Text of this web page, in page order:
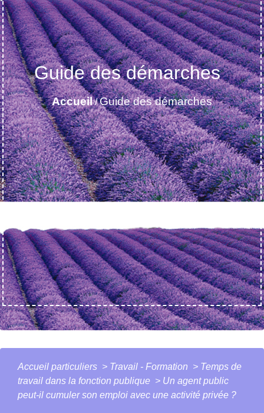
Guide des démarches
Accueil/Guide des démarches
Accueil particuliers > Travail - Formation > Temps de
travail dans la fonction publique > Un agent public
peut-il cumuler son emploi avec une activité privée ?